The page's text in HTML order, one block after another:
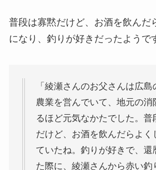
普段は寡黙だけど、お酒を飲んだ
になり、釣りが好きだったようで
「綾瀬さんのお父さんは広島
農業を営んでいて、地元の消
るほど元気なかたでした。普
だけど、お酒を飲んだらよく
ていたね。釣りが好きで、還
た際に、綾瀬さんから赤い釣